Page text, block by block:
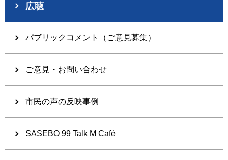
広聴
パブリックコメント（ご意見募集）
ご意見・お問い合わせ
市民の声の反映事例
SASEBO 99 Talk M Café